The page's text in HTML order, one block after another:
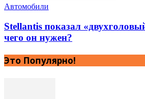
Автомобили
Stellantis показал
чего он нужен?
Это Популярно!